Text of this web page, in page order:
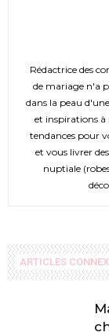
Rédactrice des
de mariage n'a
dans la peau
et inspirations à
tendances pour
et vous livrer
nuptiale
ARTICLES